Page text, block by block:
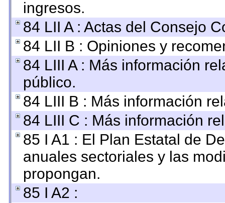
ingresos.
84 LII A : Actas del Consejo
84 LII B : Opiniones y
84 LIII A : Más información
público.
84 LIII B : Más información
84 LIII C : Más información
85 I A1 : El Plan Estatal de
anuales sectoriales y las
propongan.
85 I A2 :